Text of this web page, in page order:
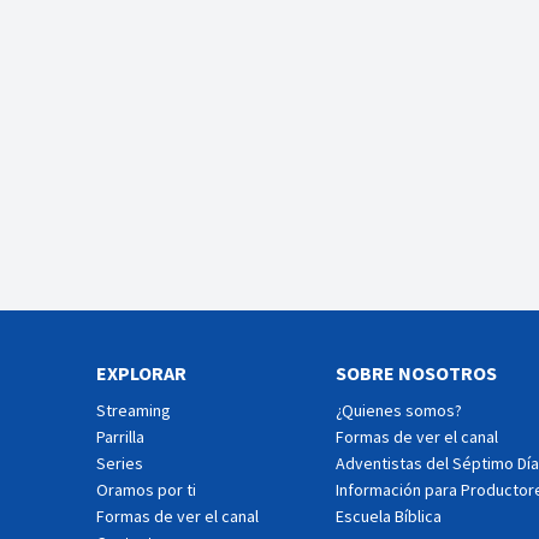
EXPLORAR
Streaming
Parrilla
Series
Oramos por ti
Formas de ver el canal
SOBRE NOSOTROS
¿Quienes somos?
Formas de ver el canal
Adventistas del Séptimo Día
Información para
Escuela Bíblica